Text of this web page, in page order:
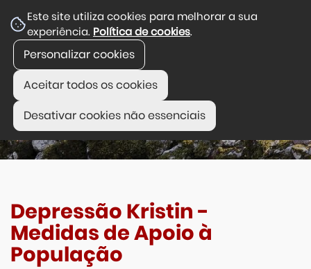
Este site utiliza cookies para melhorar a sua
experiência. Política de cookies.
Personalizar cookies
Aceitar todos os cookies
Desativar cookies não essenciais
Depressão Kristin -
Medidas de Apoio à
População